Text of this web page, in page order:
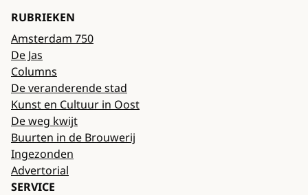
RUBRIEKEN
Amsterdam 750
De Jas
Columns
De veranderende stad
Kunst en Cultuur in Oost
De weg kwijt
Buurten in de Brouwerij
Ingezonden
Advertorial
SERVICE